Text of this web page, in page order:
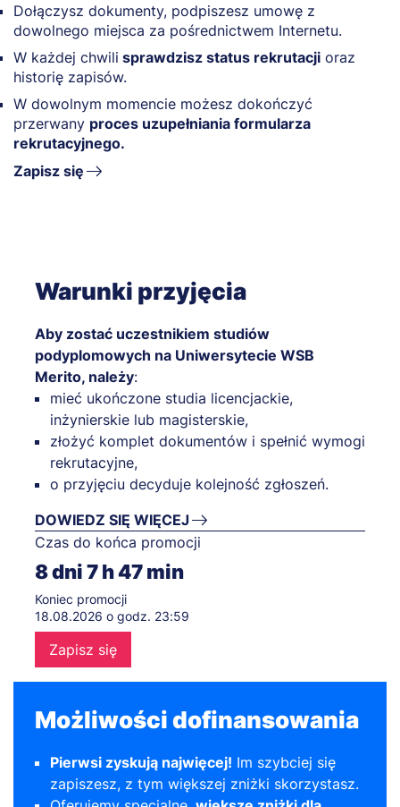
Dołączysz dokumenty, podpiszesz umowę z
dowolnego miejsca za pośrednictwem Internetu.
W każdej chwili sprawdzisz status rekrutacji oraz
historię zapisów.
W dowolnym momencie możesz dokończyć
przerwany proces uzupełniania formularza
rekrutacyjnego.
Zapisz się
Warunki przyjęcia
Aby zostać uczestnikiem studiów
podyplomowych na Uniwersytecie WSB
Merito, należy:
mieć ukończone studia licencjackie,
inżynierskie lub magisterskie,
złożyć komplet dokumentów i spełnić wymogi
rekrutacyjne,
o przyjęciu decyduje kolejność zgłoszeń.
DOWIEDZ SIĘ WIĘCEJ
Czas do końca promocji
8dni7h47min
Koniec promocji
18.08.2026 o godz. 23:59
Zapisz się
Możliwości dofinansowania
Pierwsi zyskują najwięcej! Im szybciej się
zapiszesz, z tym większej zniżki skorzystasz.